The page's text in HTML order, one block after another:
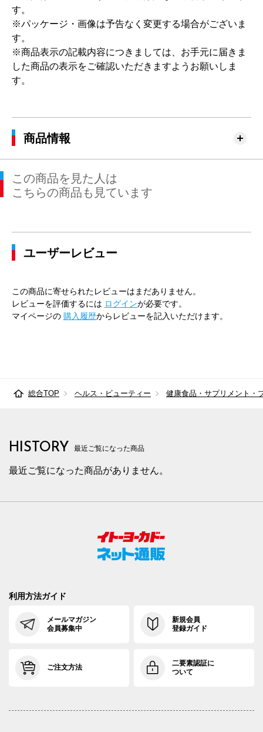
す。
※パッケージ・画像は予告なく変更する場合がございま
す。
※商品表示の記載内容につきましては、お手元に届きま
した商品の表示をご確認いただきますようお願いしま
す。
商品情報
この商品を見た人は
こちらの商品も見ています
ユーザーレビュー
この商品に寄せられたレビューはまだありません。
レビューを評価するには ログインが必要です。
マイページの 購入履歴からレビューを記入いただけます。
総合TOP ヘルス・ビューティー 健康食品・サプリメント・
HISTORY 最近ご覧になった商品
最近ご覧になった商品がありません。
利用方法ガイド
メールマガジン
会員募集中
新規会員
登録ガイド
ご注文方法
二要素認証に
ついて